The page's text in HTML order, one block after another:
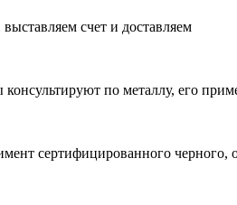
счет и доставляем
по металлу, его
сертифицированного